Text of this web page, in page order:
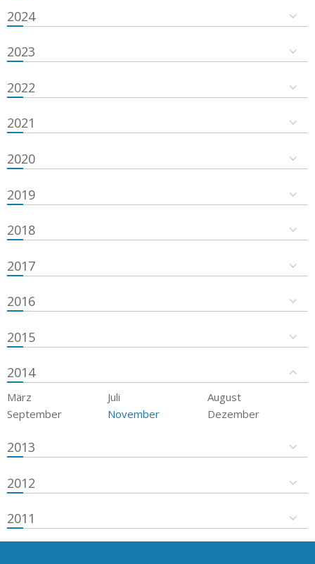
2024
2023
2022
2021
2020
2019
2018
2017
2016
2015
2014
März Juli
August
September
November Dezember
2013
2012
2011